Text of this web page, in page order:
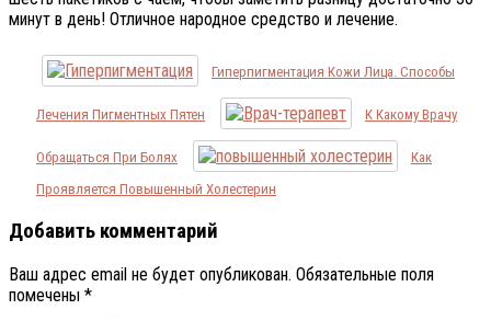
минут в день! Отличное народное средство и лечение.
Гиперпигментация Кожи Лица. Способы
Лечения Пигментных Пятен К Какому Врачу
Обращаться При Болях
Как
Проявляется Повышенный Холестерин
Добавить комментарий
Ваш адрес email не будет опубликован. Обязательные поля
помечены *